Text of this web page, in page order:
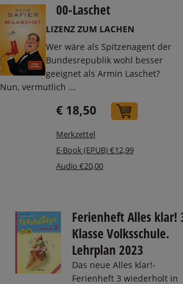
00-Laschet
LIZENZ ZUM LACHEN
Wer wäre als Spitzenagent der
Bundesrepublik wohl besser
geeignet als Armin Laschet?
Nun, vermutlich ...
€ 18,50
Merkzettel
E-Book (EPUB) €12,99
Audio €20,00
Ferienheft Alles klar!
Klasse Volksschule.
Lehrplan 2023
Das neue Alles klar!-
Ferienheft 3 wiederholt in